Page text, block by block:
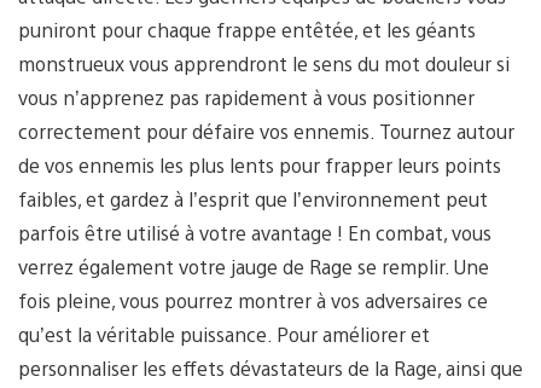
puniront pour chaque frappe entêtée, et les géants
monstrueux vous apprendront le sens du mot douleur si
vous n’apprenez pas rapidement à vous positionner
correctement pour défaire vos ennemis. Tournez autour
de vos ennemis les plus lents pour frapper leurs points
faibles, et gardez à l’esprit que l’environnement peut
parfois être utilisé à votre avantage ! En combat, vous
verrez également votre jauge de Rage se remplir. Une
fois pleine, vous pourrez montrer à vos adversaires ce
qu’est la véritable puissance. Pour améliorer et
personnaliser les effets dévastateurs de la Rage, ainsi que